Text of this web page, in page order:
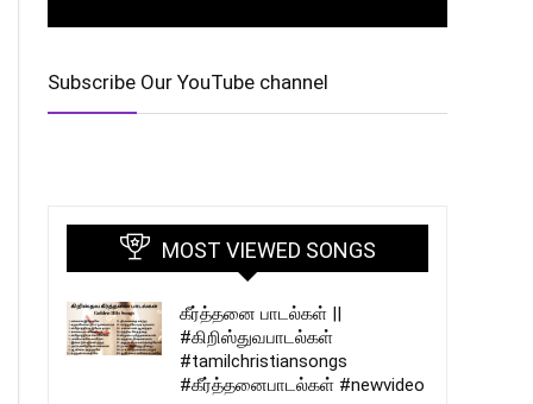
Subscribe Our YouTube channel
MOST VIEWED SONGS
கீர்த்தனை பாடல்கள் ||
#கிறிஸ்துவபாடல்கள்
#tamilchristiansongs
#கீர்த்தனைபாடல்கள் #newvideo